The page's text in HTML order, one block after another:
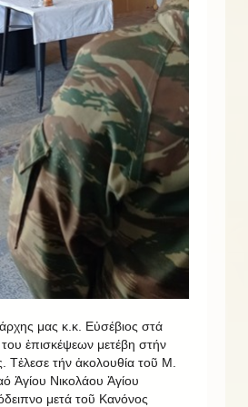
μας κ.κ. Εὐσέβιος στά
ἐπισκέψεων μετέβη στήν
Τἐλεσε τήν ἀκολουθία τοῦ Μ.
Ἁγίου Νικολάου Ἁγίου
μετά τοῦ Kανόνος